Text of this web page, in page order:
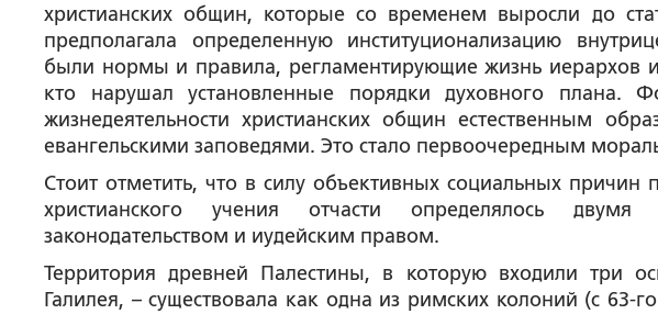
христианских общин, которые со временем выросли до
предполагала определенную институционализацию
были нормы и правила, регламентирующие жизнь иерархов
кто нарушал установленные порядки духовного плана.
жизнедеятельности христианских общин естественным
евангельскими заповедями. Это стало первоочередным
Стоит отметить, что в силу объективных социальных причин
христианского учения отчасти определялось
законодательством и иудейским правом.
Территория древней Палестины, в которую входили три
Галилея, – существовала как одна из римских колоний (с 63-